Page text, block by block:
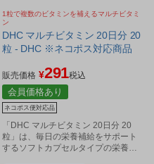
1粒で複数のビタミンを補えるマルチビタミ
ン
DHC マルチビタミン 20日分 20
粒 - DHC ※ネコポス対応商品
販売価格 ¥291税込
会員価格あり
ネコポス便対応品
「DHC マルチビタミン 20日分 20
粒」は、毎日の栄養補給をサポート
するソフトカプセルタイプの栄養機